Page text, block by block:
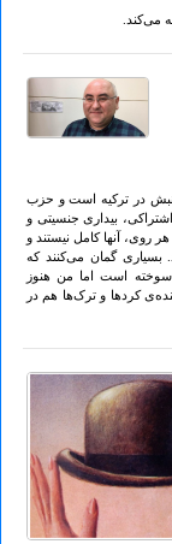
می‌کند.
در ترکیه است و حزب
بیداری جنسیتی و
آنها کامل نیستند و
بسیاری گمان می‌کنند که
است اما من هنوز
کرد‌ها و ترک‌ها هم در